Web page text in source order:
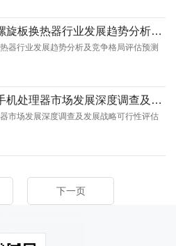
2025-2031年全球及中国螺旋板换热器行业发展趋势分析及竞争格局评估预测报告
器行业发展趋势分析及竞争格局评估预测
2025-2031年全球及中国手机处理器市场发展深度调查及发展战略可行性评估预测报告
市场发展深度调查及发展战略可行性评估
下一页